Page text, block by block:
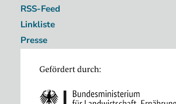
RSS-Feed
Linkliste
Presse